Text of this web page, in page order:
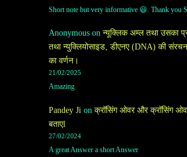
Short note but very informative 😃. Thank you
Anonymouson न्यूक्लिक अम्ल तथा उसका
तथा न्युक्लियोसाइड, डीएनए (DNA) की
का वर्णन।
21/02/2025
Amazing
Pandey Ji on क्रॉसिंग ओवर और क्रॉसिंग
बताएl
27/02/2024
A great Answer a short Answer